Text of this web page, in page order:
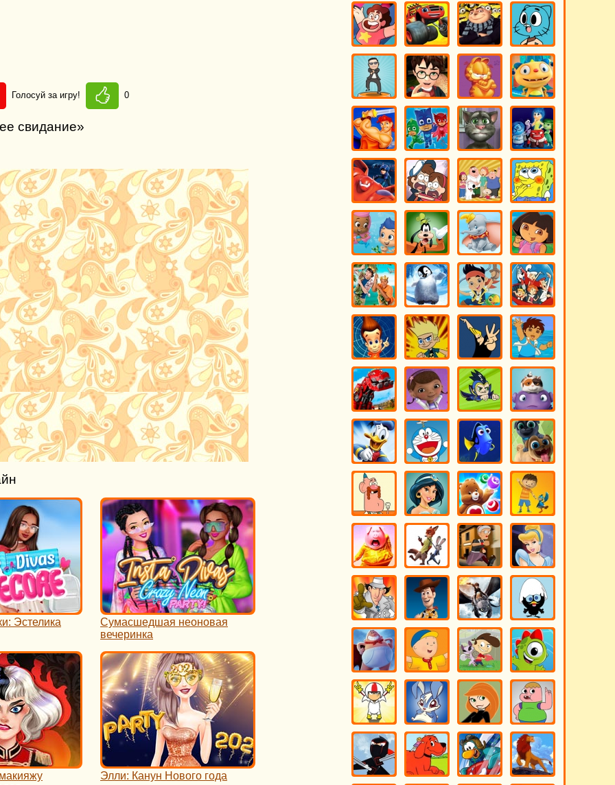
Голосуй за игру! 0
свидание»
Эстелика
Сумасшедшая неоновая
вечеринка
Элли: Канун Нового года